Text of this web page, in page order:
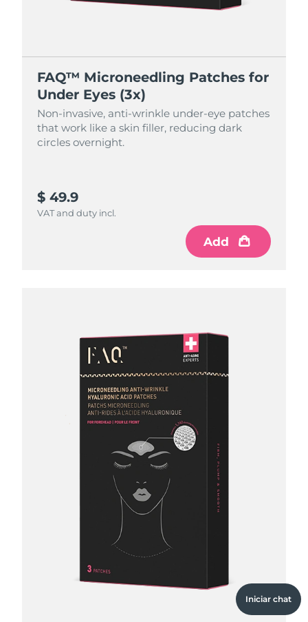
FAQ™ Microneedling Patches for
Under Eyes (3x)
Non-invasive, anti-wrinkle under-eye patches
that work like a skin filler, reducing dark
circles overnight.
$ 49.9
VAT and duty incl.
Add
Iniciar chat